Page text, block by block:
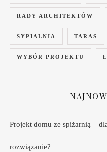
RADY ARCHITEKTÓW
SYPIALNIA TARAS
WYBÓR PROJEKTU
Projekt domu ze spiżarnią –
rozwiązanie?